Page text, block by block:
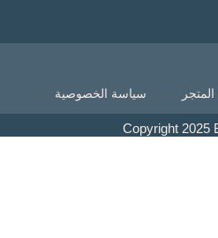
سياسة الخصوصية
Copyright